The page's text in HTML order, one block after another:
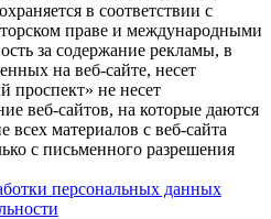
в соответствии с
праве и международными
за содержание рекламы, в
на веб-сайте, несет
не несет
веб-сайтов, на которые даются
материалов с веб-сайта
с письменного разрешения
персональных данных